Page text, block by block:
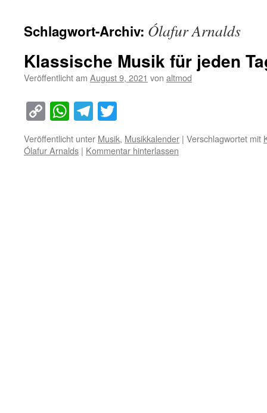
Schlagwort-Archiv: Ólafur Arnalds
Klassische Musik für jeden
Veröffentlicht am August 9, 2021 von altmod
Copy
Link
WhatsApp
Telegram
Veröffentlicht unter Musik, Musikkalender | Verschlagwortet mit
Ólafur Arnalds | Kommentar hinterlassen